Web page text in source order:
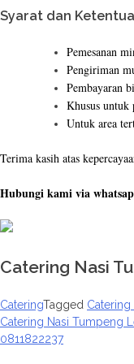
Syarat dan
Pemesanan
Pengiriman
Pembayaran
Khusus untuk
Untuk area
Terima kasih atas
Hubungi kami via
Catering Nasi
CateringTagged
Post
Catering Nasi Tumpeng
0811822237